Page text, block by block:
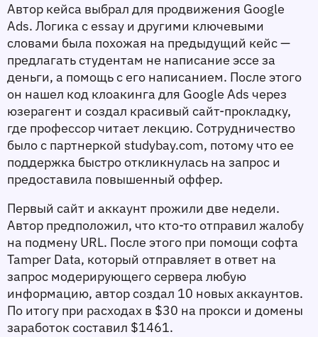
Автор кейса выбрал для продвижения Google
Ads. Логика с essay и другими ключевыми
словами была похожая на предыдущий кейс —
предлагать студентам не написание эссе за
деньги, а помощь с его написанием. После этого
он нашел код клоакинга для Google Ads через
юзерагент и создал красивый сайт-прокладку,
где профессор читает лекцию. Сотрудничество
было с партнеркой studybay.com, потому что ее
поддержка быстро откликнулась на запрос и
предоставила повышенный оффер.
Первый сайт и аккаунт прожили две недели.
Автор предположил, что кто-то отправил жалобу
на подмену URL. После этого при помощи софта
Tamper Data, который отправляет в ответ на
запрос модерирующего сервера любую
информацию, автор создал 10 новых аккаунтов.
По итогу при расходах в $30 на прокси и домены
заработок составил $1461.